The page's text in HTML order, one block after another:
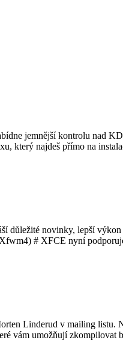
jemnější kontrolu nad
který najdeš přímo na
důležité novinky, lepší
# XFCE nyní
Linderud v mailing listu.
vám umožňují zkompilovat